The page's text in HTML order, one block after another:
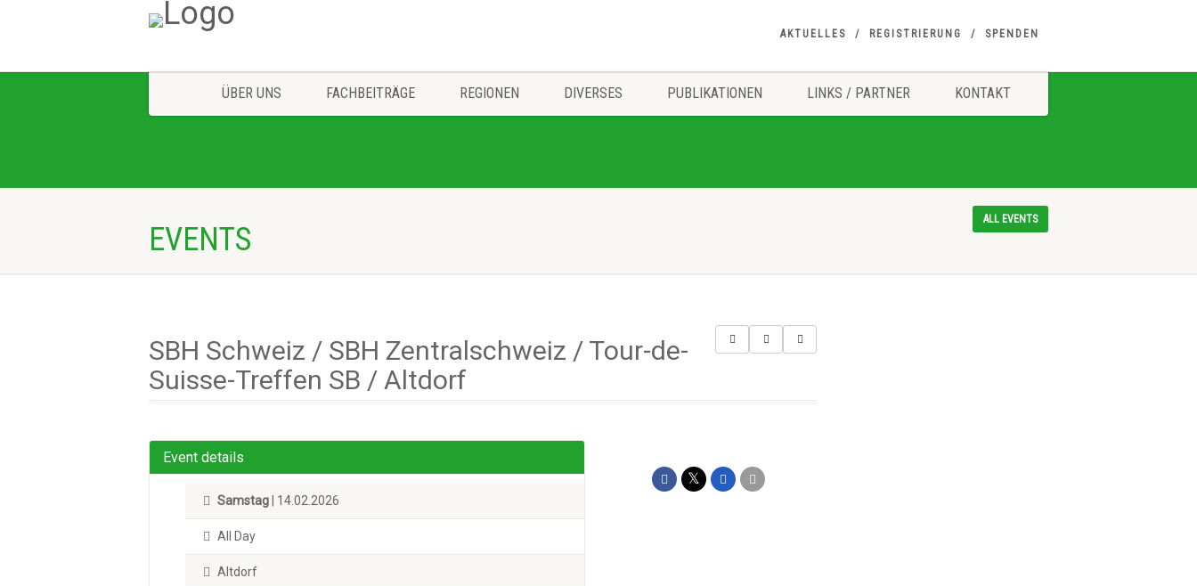
AKTUELLES REGISTRIERUNG SPENDEN
ÜBER UNS FACHBEITRÄGE REGIONEN DIVERSES PUBLIKATIONEN LINKS / PARTNER KONTAKT
EVENTS
ALL EVENTS
SBH Schweiz / SBH Zentralschweiz / Tour-de-
Suisse-Treffen SB / Altdorf
Event details
Samstag | 14.02.2026
All Day
Altdorf